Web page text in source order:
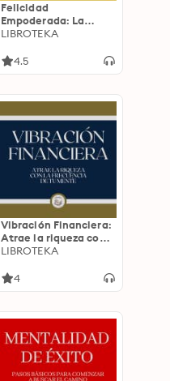
Felicidad
Empoderada: La
importancia de ser
LIBROTEKA
4.5
Vibración Financiera:
Atrae la riqueza con
la frecuencia de tu
LIBROTEKA
4